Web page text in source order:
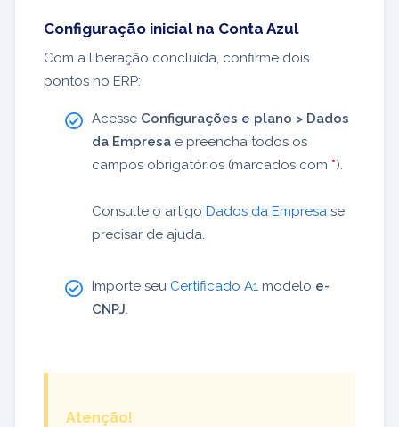
Configuração inicial na Conta Azul
Com a liberação concluída, confirme dois
pontos no ERP:
Acesse Configurações e plano > Dados
da Empresa e preencha todos os
campos obrigatórios (marcados com *).
Consulte o artigo Dados da Empresa se
precisar de ajuda.
Importe seu Certificado A1 modelo e-
CNPJ.
Atenção!